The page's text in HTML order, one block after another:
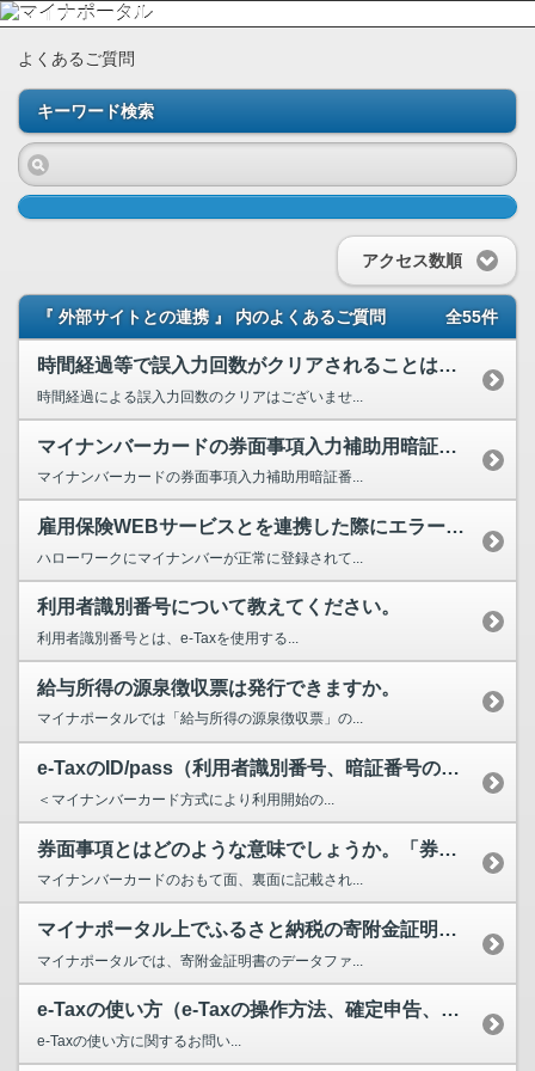
よくあるご質問
キーワード検索
アクセス数順
『 外部サイトとの連携 』 内のよくあるご質問 全55件
時間経過等で誤入力回数がクリアされることはあるのでしょうか。例えば2回誤入力した後、1日経過し...
時間経過による誤入力回数のクリアはございませ...
マイナンバーカードの券面事項入力補助用暗証番号とは何でしょうか。
マイナンバーカードの券面事項入力補助用暗証番...
雇用保険WEBサービスとを連携した際にエラーとなり、雇用保険の被保険者番号とマイナンバーが紐付...
ハローワークにマイナンバーが正常に登録されて...
利用者識別番号について教えてください。
利用者識別番号とは、e-Taxを使用する...
給与所得の源泉徴収票は発行できますか。
マイナポータルでは「給与所得の源泉徴収票」の...
e-TaxのID/pass（利用者識別番号、暗証番号の取得）がわかりません。確認方法を教えてく...
＜マイナンバーカード方式により利用開始の...
券面事項とはどのような意味でしょうか。「券面事項入力補助用暗証番号（数字4桁）を入力してくださ...
マイナンバーカードのおもて面、裏面に記載され...
マイナポータル上でふるさと納税の寄附金証明書データをファイル形式で受け取ることができますか。
マイナポータルでは、寄附金証明書のデータファ...
e-Taxの使い方（e-Taxの操作方法、確定申告、医療費控除の手続き等）について教えてください。
e-Taxの使い方に関するお問い...